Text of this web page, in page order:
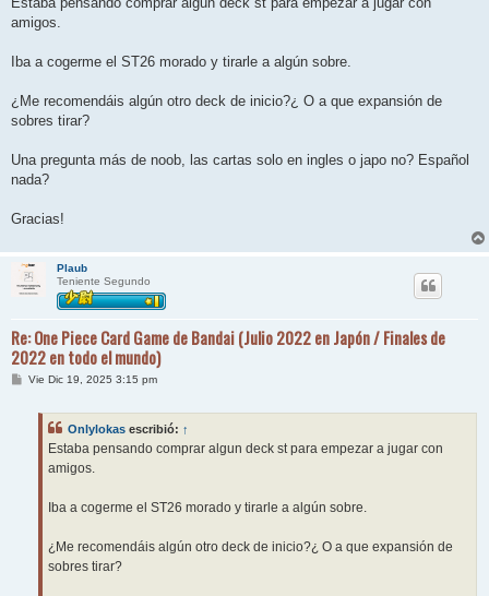
a
amigos.
Iba a cogerme el ST26 morado y tirarle a algún sobre.
¿Me recomendáis algún otro deck de inicio?¿ O a que expansión de
sobres tirar?
Una pregunta más de noob, las cartas solo en ingles o japo no? Español
nada?
Gracias!
Plaub
Teniente Segundo
Re: One Piece Card Game de Bandai (Julio 2022 en Japón / Finales de
2022 en todo el mundo)
MVie Dic 19, 2025 3:15 pm
Onlylokas escribió: ↑
Estaba pensando comprar algun deck st para empezar a jugar con
amigos.
Iba a cogerme el ST26 morado y tirarle a algún sobre.
¿Me recomendáis algún otro deck de inicio?¿ O a que expansión de
sobres tirar?